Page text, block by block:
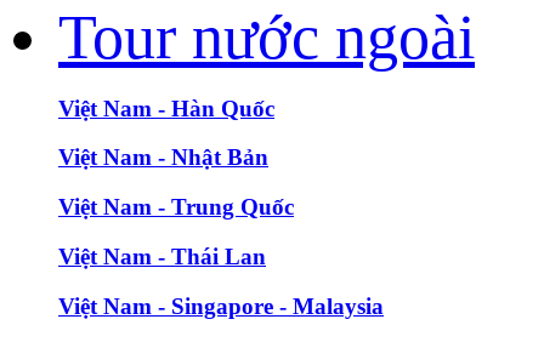
Tour nước ngoài
Việt Nam - Hàn Quốc
Việt Nam - Nhật Bản
Việt Nam - Trung Quốc
Việt Nam - Thái Lan
Việt Nam - Singapore - Malaysia